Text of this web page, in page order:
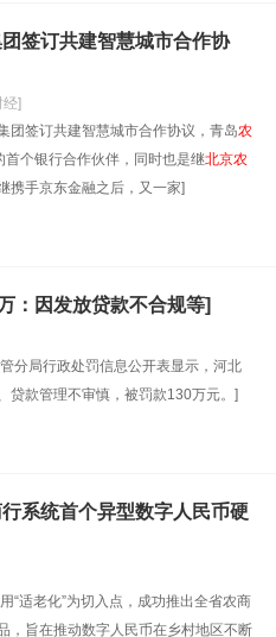
签订共建智慧城市合作协
经]
团签订共建智慧城市合作协议，青岛农
首个银行合作伙伴，同时也是继北京农
携手京东金融之后，又一家]
：因发放贷款不合规等]
分局行政处罚信息公开表显示，河北
贷款管理不审慎，被罚款130万元。]
系统首个异型数字人民币硬
“适老化”为切入点，成功推出全省农商
，旨在推动数字人民币在乡村地区不断